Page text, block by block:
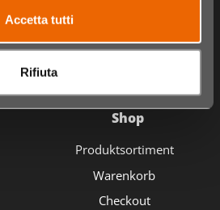
Accetta tutti
Rifiuta
Shop
Produktsortiment
Warenkorb
Checkout